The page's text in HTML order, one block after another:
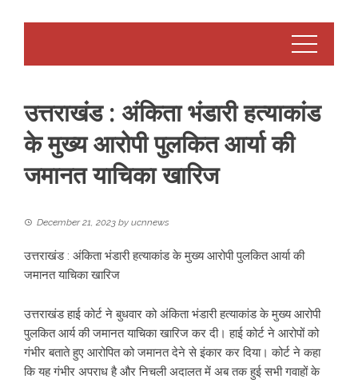
उत्तराखंड : अंकिता भंडारी हत्याकांड
के मुख्य आरोपी पुलकित आर्या की
जमानत याचिका खारिज
December 21, 2023 by ucnnews
उत्तराखंड : अंकिता भंडारी हत्याकांड के मुख्य आरोपी पुलकित आर्या की
जमानत याचिका खारिज
उत्तराखंड हाई कोर्ट ने बुधवार को अंकिता भंडारी हत्याकांड के मुख्य आरोपी
पुलकित आर्य की जमानत याचिका खारिज कर दी। हाई कोर्ट ने आरोपों को
गंभीर बताते हुए आरोपित को जमानत देने से इंकार कर दिया। कोर्ट ने कहा
कि यह गंभीर अपराध है और निचली अदालत में अब तक हुई सभी गवाहों के